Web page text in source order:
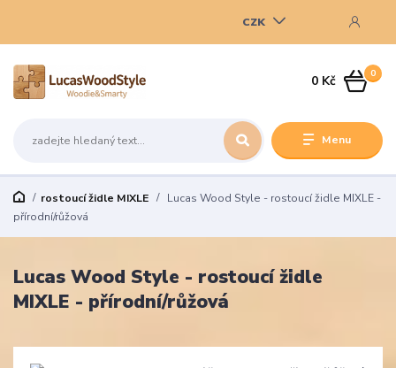
Menu
CZK
0
0 Kč
rostoucí židle MIXLE
Lucas Wood Style - rostoucí židle MIXLE -
přírodní/růžová
Lucas Wood Style - rostoucí židle
MIXLE - přírodní/růžová